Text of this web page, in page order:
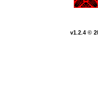
v1.2.4 ©